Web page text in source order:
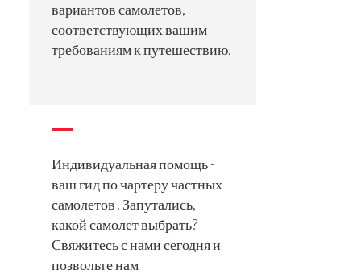
вариантов самолетов,
соответствующих вашим
требованиям к путешествию.
Индивидуальная помощь -
ваш гид по чартеру частных
самолетов! Запутались,
какой самолет выбрать?
Свяжитесь с нами сегодня и
позвольте нам